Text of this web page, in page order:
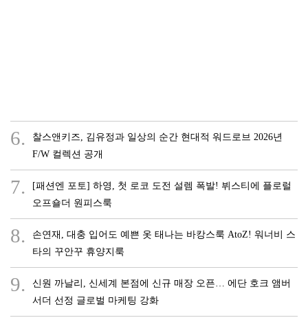
6.
찰스앤키즈, 김유정과 일상의 순간 현대적 워드로브 2026년
F/W 컬렉션 공개
7.
[패션엔 포토] 하영, 첫 로코 도전 설렘 폭발! 뷔스티에 플로럴
오프숄더 원피스룩
8.
손연재, 대충 입어도 예쁜 옷 태나는 바캉스룩 AtoZ! 워너비 스
타의 꾸안꾸 휴양지룩
9.
신원 까날리, 신세계 본점에 신규 매장 오픈… 에단 호크 앰버
서더 선정 글로벌 마케팅 강화